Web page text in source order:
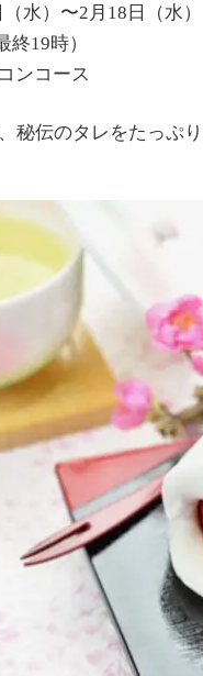
水）〜2月18日（水）
19時）
ンコース
秘伝のタレをたっぷ